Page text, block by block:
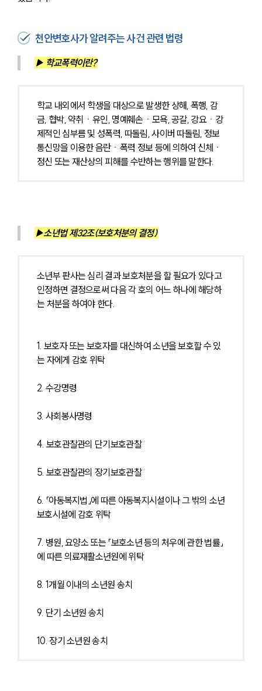
천안변호사가 알려주는 사건 관련 법령
▶ 학교폭력이란?
학교 내외에서 학생을 대상으로 발생한 상해, 폭행, 감
금, 협박, 약취ㆍ유인, 명예훼손ㆍ모욕, 공갈, 강요ㆍ강
제적인 심부름 및 성폭력, 따돌림, 사이버 따돌림, 정보
통신망을 이용한 음란ㆍ폭력 정보 등에 의하여 신체ㆍ
정신 또는 재산상의 피해를 수반하는 행위를 말한다.
▶소년법 제32조(보호처분의 결정)
소년부 판사는 심리 결과 보호처분을 할 필요가 있다고
인정하면 결정으로써 다음 각 호의 어느 하나에 해당하
는 처분을 하여야 한다.
1. 보호자 또는 보호자를 대신하여 소년을 보호할 수 있
는 자에게 감호 위탁
2. 수강명령
3. 사회봉사명령
4. 보호관찰관의 단기보호관찰
5. 보호관찰관의 장기보호관찰
6. 「아동복지법」에 따른 아동복지시설이나 그 밖의 소년
보호시설에 감호 위탁
7. 병원, 요양소 또는 「보호소년 등의 처우에 관한 법률」
에 따른 의료재활소년원에 위탁
8. 1개월 이내의 소년원 송치
9. 단기 소년원 송치
10. 장기 소년원 송치